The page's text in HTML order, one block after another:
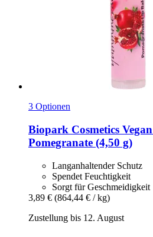
3 Optionen
Biopark Cosmetics
Pomegranate (4,50 g)
Langanhaltender Schutz
Spendet Feuchtigkeit
Sorgt für Geschmeidigkeit
3,89 € (864,44 € / kg)
Zustellung bis 12. August